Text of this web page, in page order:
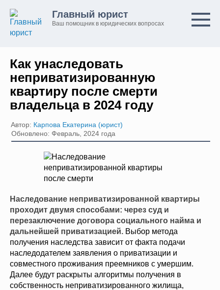
контенту
Главный юрист
Ваш помощник в юридических вопросах
Как унаследовать
неприватизированную
квартиру после смерти
владельца в 2024 году
Автор: Карпова Екатерина (юрист)
Обновлено: Февраль, 2024 года
Наследование неприватизированной квартиры
проходит двумя способами: через суд и
перезаключение договора социального найма и
дальнейшей приватизацией. Выбор метода
получения наследства зависит от факта подачи
наследодателем заявления о приватизации и
совместного проживания преемников с умершим.
Далее будут раскрыты алгоритмы получения в
собственность неприватизированного жилища,